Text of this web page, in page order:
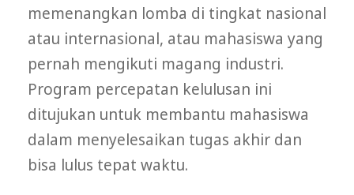
memenangkan lomba di tingkat nasional
atau internasional, atau mahasiswa yang
pernah mengikuti magang industri.
Program percepatan kelulusan ini
ditujukan untuk membantu mahasiswa
dalam menyelesaikan tugas akhir dan
bisa lulus tepat waktu.